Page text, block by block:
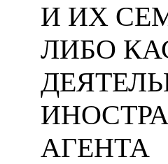
И ИХ
ЛИБО
АГЕНТА